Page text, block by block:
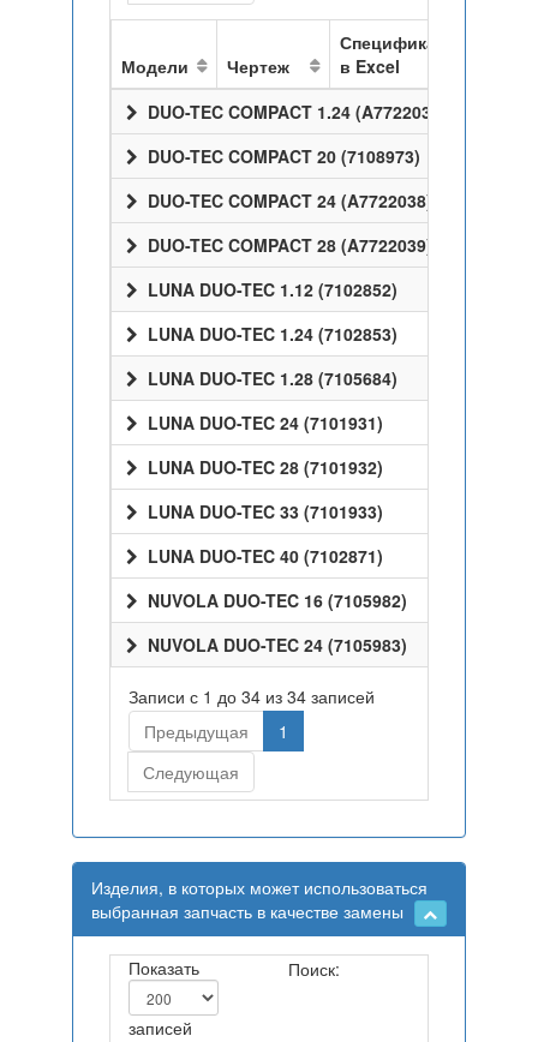
Модели Чертеж
Спецификация
в Excel
DUO-TEC COMPACT 1.24 (A7722037)
DUO-TEC COMPACT 20 (7108973)
DUO-TEC COMPACT 24 (A7722038)
DUO-TEC COMPACT 28 (A7722039)
LUNA DUO-TEC 1.12 (7102852)
LUNA DUO-TEC 1.24 (7102853)
LUNA DUO-TEC 1.28 (7105684)
LUNA DUO-TEC 24 (7101931)
LUNA DUO-TEC 28 (7101932)
LUNA DUO-TEC 33 (7101933)
LUNA DUO-TEC 40 (7102871)
NUVOLA DUO-TEC 16 (7105982)
NUVOLA DUO-TEC 24 (7105983)
Записи с 1 до 34 из 34 записей
Предыдущая
1
Следующая
Изделия, в которых может использоваться
выбранная запчасть в качестве замены
Показать
записей
Поиск: